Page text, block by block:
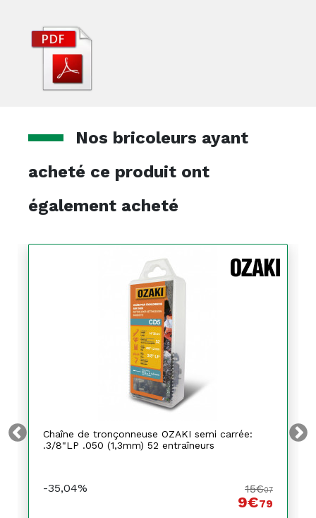
Nos bricoleurs ayant
acheté ce produit ont
également acheté
Chaîne de tronçonneuse OZAKI semi carrée:
.3/8"LP .050 (1,3mm) 52 entraîneurs
-35,04% 15€07
9€79